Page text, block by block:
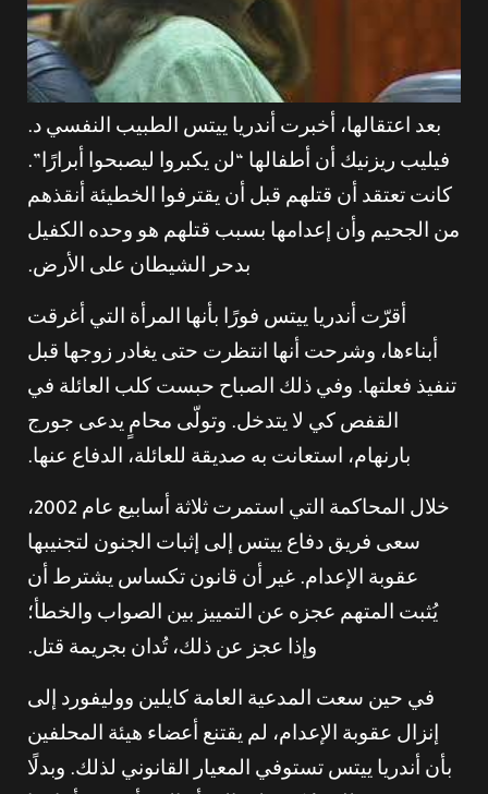
بعد اعتقالها، أخبرت أندريا ييتس الطبيب النفسي د.
فيليب ريزنيك أن أطفالها “لن يكبروا ليصبحوا أبرارًا”.
كانت تعتقد أن قتلهم قبل أن يقترفوا الخطيئة أنقذهم
من الجحيم وأن إعدامها بسبب قتلهم هو وحده الكفيل
بدحر الشيطان على الأرض.
أقرّت أندريا ييتس فورًا بأنها المرأة التي أغرقت
أبناءها، وشرحت أنها انتظرت حتى يغادر زوجها قبل
تنفيذ فعلتها. وفي ذلك الصباح حبست كلب العائلة في
القفص كي لا يتدخل. وتولّى محامٍ يدعى جورج
بارنهام، استعانت به صديقة للعائلة، الدفاع عنها.
خلال المحاكمة التي استمرت ثلاثة أسابيع عام 2002،
سعى فريق دفاع ييتس إلى إثبات الجنون لتجنيبها
عقوبة الإعدام. غير أن قانون تكساس يشترط أن
يُثبت المتهم عجزه عن التمييز بين الصواب والخطأ؛
وإذا عجز عن ذلك، تُدان بجريمة قتل.
في حين سعت المدعية العامة كايلين ووليفورد إلى
إنزال عقوبة الإعدام، لم يقتنع أعضاء هيئة المحلفين
بأن أندريا ييتس تستوفي المعيار القانوني لذلك. وبدلًا